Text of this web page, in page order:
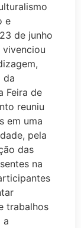
e
de junho
da
Feira de
reuniu
em uma
pela
das
na
trabalhos
a